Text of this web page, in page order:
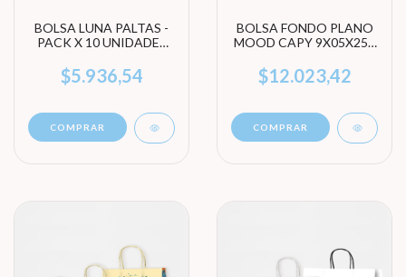
BOLSA LUNA PALTAS -
PACK X 10 UNIDADES
$5.936,54
COMPRAR
BOLSA FONDO PLANO
MOOD CAPY 9X05X25 -
$12.023,42